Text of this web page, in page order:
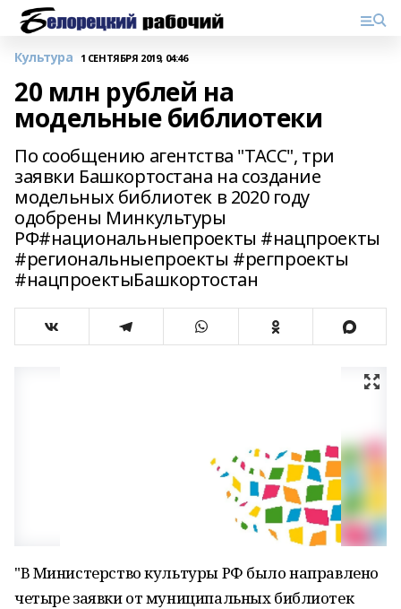
Культура 1 СЕНТЯБРЯ 2019, 04:46
20 млн рублей на
модельные библиотеки
По сообщению агентства "ТАСС", три
заявки Башкортостана на создание
модельных библиотек в 2020 году
одобрены Минкультуры
РФ#национальныепроекты #нацпроекты
#региональныепроекты #регпроекты
#нацпроектыБашкортостан
"В Министерство культуры РФ было направлено
четыре заявки от муниципальных библиотек